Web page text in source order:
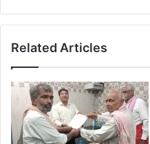
में
शव
Related Articles